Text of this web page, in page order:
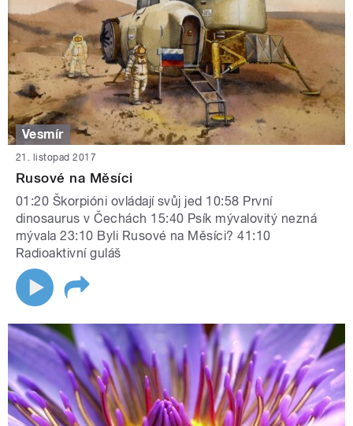
Vesmír
21. listopad 2017
Rusové na Měsíci
01:20 Škorpióni ovládají svůj jed 10:58 První
dinosaurus v Čechách 15:40 Psík mývalovitý nezná
mývala 23:10 Byli Rusové na Měsíci? 41:10
Radioaktivní guláš